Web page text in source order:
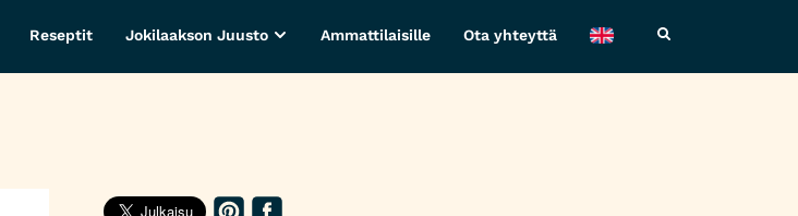
Reseptit Jokilaakson Juusto Ammattilaisille Ota yhteyttä